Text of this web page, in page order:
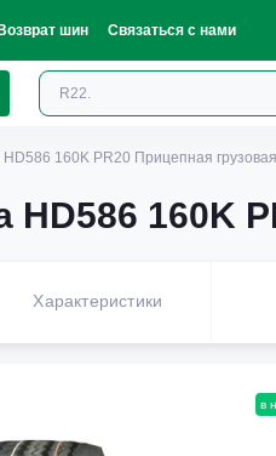
Возврат шин Связаться с нами
160K PR20 Прицепная
HD586 160K
Характеристики
в